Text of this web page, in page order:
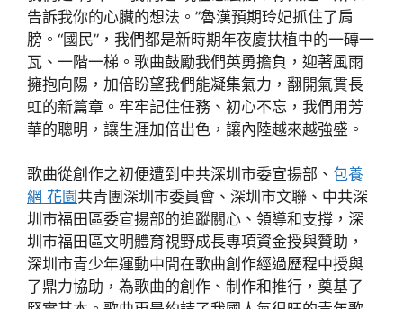
告訴我你的心臟的想法。”魯漢預期玲妃抓住了肩
膀。“國民”，我們都是新時期年夜廈扶植中的一磚一
瓦、一階一梯。歌曲鼓勵我們英勇擔負，迎著風雨
擁抱向陽，加倍盼望我們能凝集氣力，翻開氣貫長
虹的新篇章。牢牢記住任務、初心不忘，我們用芳
華的聰明，讓生涯加倍出色，讓內陸越來越強盛。
歌曲從創作之初便遭到中共深圳市委宣揚部、 包養
網 花園共青團深圳市委員會、深圳市文聯、中共深
圳市福田區委宣揚部的追蹤關心、領導和支撐，深
圳市福田區文明體育視野成長專項資金授與贊助，
深圳市青少年運動中間在歌曲創作經過歷程中授與
了鼎力協助，為歌曲的創作、制作和推行，奠基了